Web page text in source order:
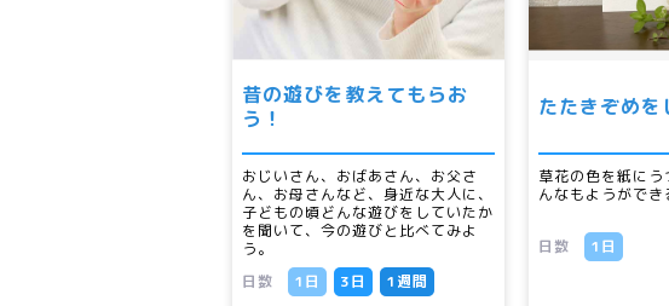
昔の遊びを教えてもらお
う！
おじいさん、おばあさん、お父さ
ん、お母さんなど、身近な大人に、
子どもの頃どんな遊びをしていたか
を聞いて、今の遊びと比べてみよ
う。
日数
1日 3日 1週間
たたきぞめを
草花の色を紙に
んなもようができ
日数 1日